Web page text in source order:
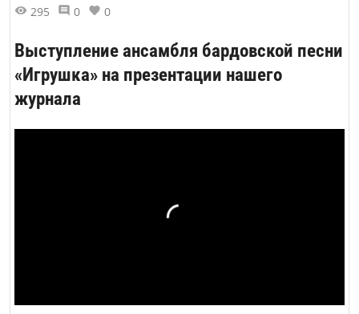
295
0 0
Выступление ансамбля бардовской песни
«Игрушка» на презентации нашего
журнала